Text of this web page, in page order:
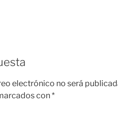
electrónico no será
con*